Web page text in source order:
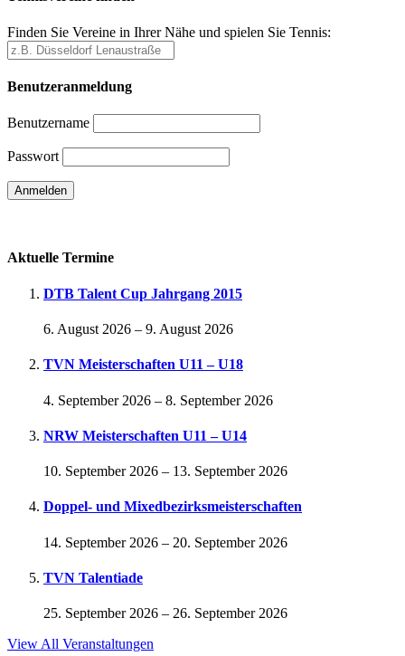
Finden Sie Vereine in Ihrer Nähe und spielen Sie Tennis:
Benutzeranmeldung
Benutzername
Passwort
Aktuelle Termine
DTB Talent Cup Jahrgang 2015
6. August 2026 – 9. August 2026
TVN Meisterschaften U11 – U18
4. September 2026 – 8. September 2026
NRW Meisterschaften U11 – U14
10. September 2026 – 13. September 2026
Doppel- und Mixedbezirksmeisterschaften
14. September 2026 – 20. September 2026
TVN Talentiade
25. September 2026 – 26. September 2026
View All Veranstaltungen